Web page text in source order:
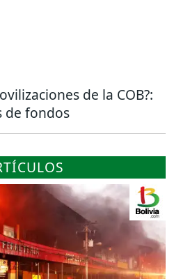
de la COB?:
de fondos